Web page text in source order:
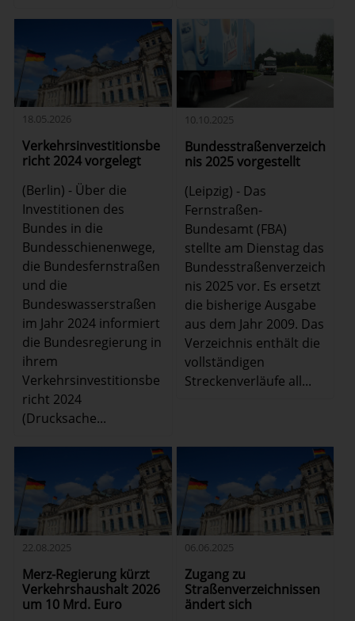
18.05.2026
Verkehrsinvestitionsbe
richt 2024 vorgelegt
(Berlin) - Über die
Investitionen des
Bundes in die
Bundesschienenwege,
die Bundesfernstraßen
und die
Bundeswasserstraßen
im Jahr 2024 informiert
die Bundesregierung in
ihrem
Verkehrsinvestitionsbe
richt 2024
(Drucksache...
10.10.2025
Bundesstraßenverzeich
nis 2025 vorgestellt
(Leipzig) - Das
Fernstraßen-
Bundesamt (FBA)
stellte am Dienstag das
Bundesstraßenverzeich
nis 2025 vor. Es ersetzt
die bisherige Ausgabe
aus dem Jahr 2009. Das
Verzeichnis enthält die
vollständigen
Streckenverläufe all...
22.08.2025
Merz-Regierung kürzt
Verkehrshaushalt 2026
um 10 Mrd. Euro
06.06.2025
Zugang zu
Straßenverzeichnissen
ändert sich